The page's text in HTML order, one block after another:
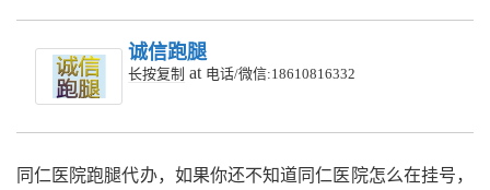
诚信跑腿
长按复制 at 电话/微信:18610816332
同仁医院跑腿代办，如果你还不知道同仁医院怎么在挂号，